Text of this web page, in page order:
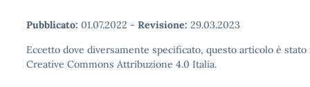
Pubblicato: 01.07.2022 - Revisione: 29.03.2023
Eccetto dove diversamente specificato, questo articolo è
Creative Commons Attribuzione 4.0 Italia.